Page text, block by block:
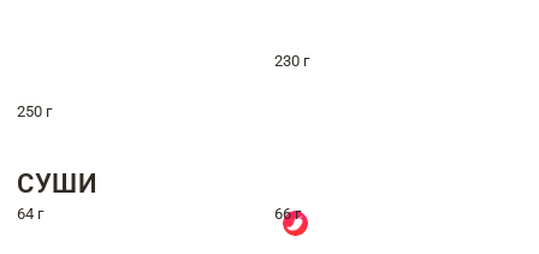
230 г
250 г
СУШИ
64 г 66 г